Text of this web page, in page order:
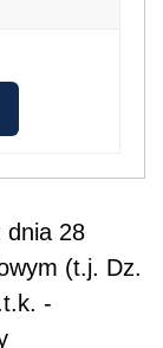
dnia 28
(t.j. Dz.
-